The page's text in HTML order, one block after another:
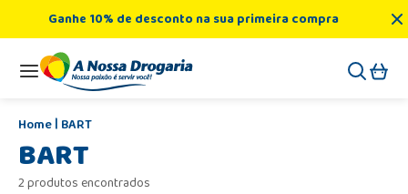
Ganhe 10% de desconto na sua primeira compra
BART
BART
2 produtos encontrados